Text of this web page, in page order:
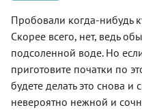
Пробовали когда-нибудь
Скорее всего, нет, ведь
подсоленной воде. Но
приготовите початки по
будете делать это снова и
невероятно нежной и